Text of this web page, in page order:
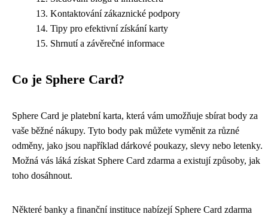
Kontaktování zákaznické podpory
Tipy pro efektivní získání karty
Shrnutí a závěrečné informace
Co je Sphere Card?
Sphere Card je platební karta, která vám umožňuje sbírat body za
vaše běžné nákupy. Tyto body pak můžete vyměnit za různé
odměny, jako jsou například dárkové poukazy, slevy nebo letenky.
Možná vás láká získat Sphere Card zdarma a existují způsoby, jak
toho dosáhnout.
Některé banky a finanční instituce nabízejí Sphere Card zdarma